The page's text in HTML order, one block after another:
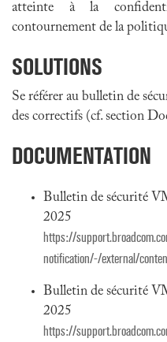
atteinte à la
contournement de la
SOLUTIONS
Se référer au bulletin de
des correctifs (cf. section
DOCUMENTATION
Bulletin de sécurité
2025
https://
notification/-/external/
Bulletin de sécurité
2025
https://